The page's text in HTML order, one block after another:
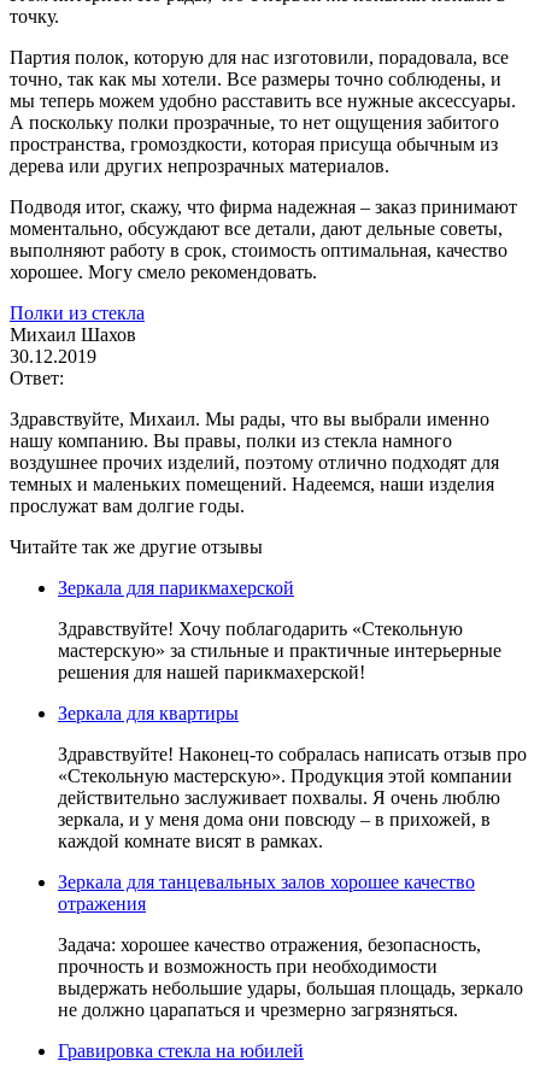
точку.
Партия полок, которую для нас изготовили, порадовала, все
точно, так как мы хотели. Все размеры точно соблюдены, и
мы теперь можем удобно расставить все нужные аксессуары.
А поскольку полки прозрачные, то нет ощущения забитого
пространства, громоздкости, которая присуща обычным из
дерева или других непрозрачных материалов.
Подводя итог, скажу, что фирма надежная – заказ принимают
моментально, обсуждают все детали, дают дельные советы,
выполняют работу в срок, стоимость оптимальная, качество
хорошее. Могу смело рекомендовать.
Полки из стекла
Михаил Шахов
30.12.2019
Ответ:
Здравствуйте, Михаил. Мы рады, что вы выбрали именно
нашу компанию. Вы правы, полки из стекла намного
воздушнее прочих изделий, поэтому отлично подходят для
темных и маленьких помещений. Надеемся, наши изделия
прослужат вам долгие годы.
Читайте так же другие отзывы
Зеркала для парикмахерской
Здравствуйте! Хочу поблагодарить «Стекольную
мастерскую» за стильные и практичные интерьерные
решения для нашей парикмахерской!
Зеркала для квартиры
Здравствуйте! Наконец-то собралась написать отзыв про
«Стекольную мастерскую». Продукция этой компании
действительно заслуживает похвалы. Я очень люблю
зеркала, и у меня дома они повсюду – в прихожей, в
каждой комнате висят в рамках.
Зеркала для танцевальных залов хорошее качество
отражения
Задача: хорошее качество отражения, безопасность,
прочность и возможность при необходимости
выдержать небольшие удары, большая площадь, зеркало
не должно царапаться и чрезмерно загрязняться.
Гравировка стекла на юбилей